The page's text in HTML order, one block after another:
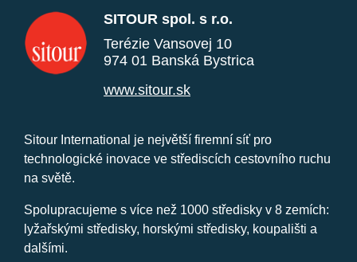
SITOUR spol. s r.o.
Terézie Vansovej 10
974 01 Banská Bystrica
www.sitour.sk
Sitour International je největší firemní síť pro
technologické inovace ve střediscích cestovního ruchu
na světě.
Spolupracujeme s více než 1000 středisky v 8 zemích:
lyžařskými středisky, horskými středisky, koupališti a
dalšími.